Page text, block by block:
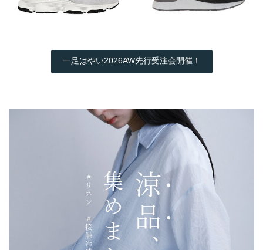
一足はやい2026AW先行受注会開催！